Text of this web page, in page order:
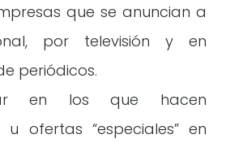
que se anuncian a
por televisión y en
periódicos.
en los que hacen
u ofertas “especiales” en